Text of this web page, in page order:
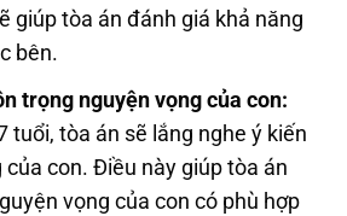
giúp tòa án đánh giá khả năng
bên.
trọng nguyện vọng của con:
tuổi, tòa án sẽ lắng nghe ý kiến
của con. Điều này giúp tòa án
vọng của con có phù hợp